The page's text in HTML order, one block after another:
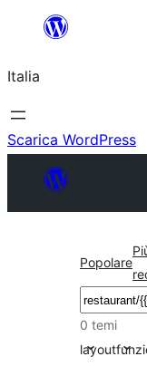
contenuto
Italia
Scarica WordPress
Popolare
Cerca
0 temi
layout